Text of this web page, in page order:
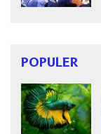
POPULER